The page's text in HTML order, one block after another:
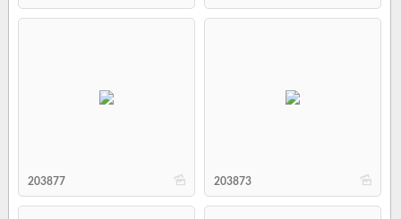
b
203877 b
203873